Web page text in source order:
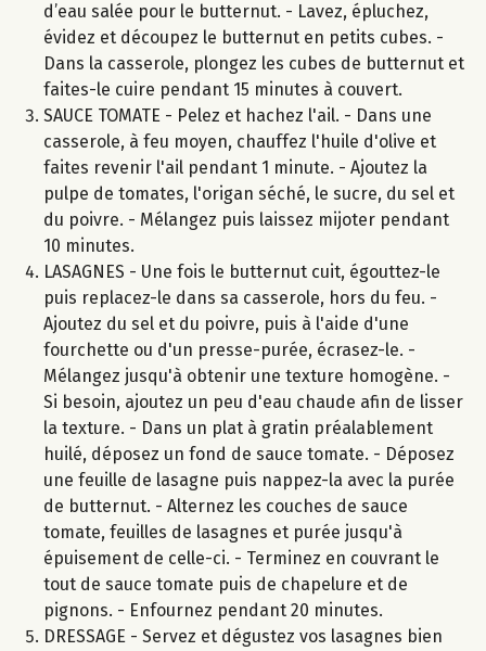
d’eau salée pour le butternut. - Lavez, épluchez,
évidez et découpez le butternut en petits cubes. -
Dans la casserole, plongez les cubes de butternut et
faites-le cuire pendant 15 minutes à couvert.
SAUCE TOMATE - Pelez et hachez l'ail. - Dans une
casserole, à feu moyen, chauffez l'huile d'olive et
faites revenir l'ail pendant 1 minute. - Ajoutez la
pulpe de tomates, l'origan séché, le sucre, du sel et
du poivre. - Mélangez puis laissez mijoter pendant
10 minutes.
LASAGNES - Une fois le butternut cuit, égouttez-le
puis replacez-le dans sa casserole, hors du feu. -
Ajoutez du sel et du poivre, puis à l'aide d'une
fourchette ou d'un presse-purée, écrasez-le. -
Mélangez jusqu'à obtenir une texture homogène. -
Si besoin, ajoutez un peu d'eau chaude afin de lisser
la texture. - Dans un plat à gratin préalablement
huilé, déposez un fond de sauce tomate. - Déposez
une feuille de lasagne puis nappez-la avec la purée
de butternut. - Alternez les couches de sauce
tomate, feuilles de lasagnes et purée jusqu'à
épuisement de celle-ci. - Terminez en couvrant le
tout de sauce tomate puis de chapelure et de
pignons. - Enfournez pendant 20 minutes.
DRESSAGE - Servez et dégustez vos lasagnes bien